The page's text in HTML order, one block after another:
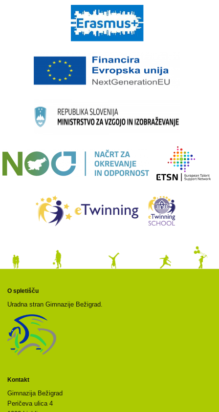
O spletišču
Uradna stran Gimnazije Bežigrad.
Kontakt
Gimnazija Bežigrad
Peričeva ulica 4